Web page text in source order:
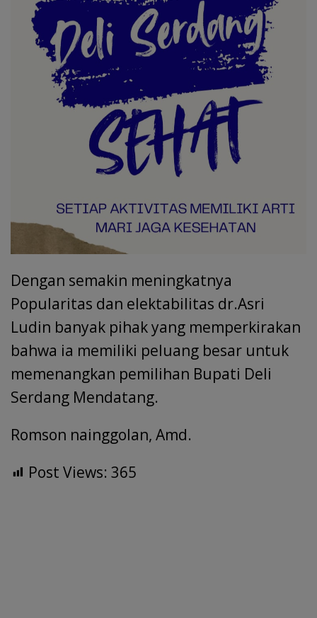
Dengan semakin meningkatnya
Popularitas dan elektabilitas dr.Asri
Ludin banyak pihak yang memperkirakan
bahwa ia memiliki peluang besar untuk
memenangkan pemilihan Bupati Deli
Serdang Mendatang.
Romson nainggolan, Amd.
Post Views: 365